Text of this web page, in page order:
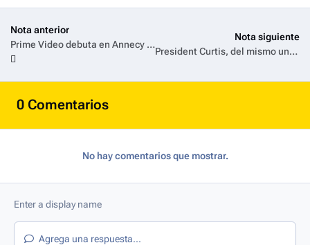
Nota anterior
Prime Video debuta en Annecy 2026 con grandes anuncios y adelantos de sus próximas series animadas
Nota siguiente
President Curtis, del mismo universo de Rick and Morty, tiene su estreno confirmado para julio en HBO Max
0 Comentarios
No hay comentarios que mostrar.
Agrega una respuesta...